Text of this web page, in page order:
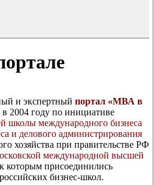
и экспертный портал «МВА в
в 2004 году по инициативе
школы международного бизнеса
и делового администрирования
хозяйства при правительстве РФ
международной высшей
которым присоединились
бизнес-школ.